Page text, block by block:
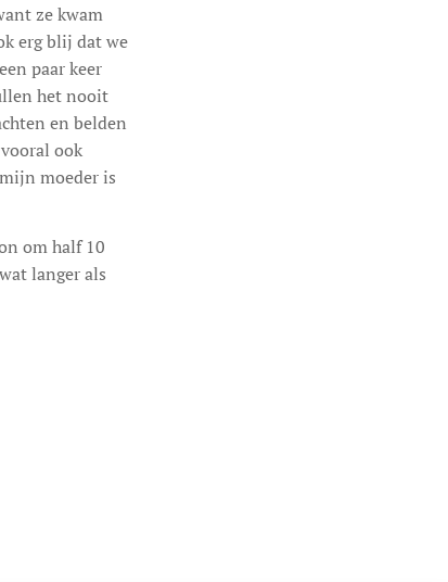
ze kwam
erg blij dat we
paar keer
het nooit
en belden
ook
moeder is
om half 10
langer als